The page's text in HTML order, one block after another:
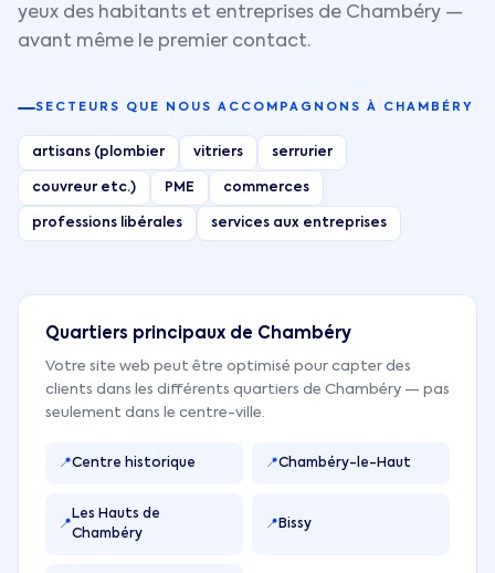
yeux des habitants et entreprises de Chambéry —
avant même le premier contact.
SECTEURS QUE NOUS ACCOMPAGNONS À CHAMBÉRY
artisans (plombier vitriers serrurier
couvreur etc.) PME commerces
professions libérales services aux entreprises
Quartiers principaux de Chambéry
Votre site web peut être optimisé pour capter des
clients dans les différents quartiers de Chambéry — pas
seulement dans le centre-ville.
📍Centre historique 📍Chambéry-le-Haut
📍
Les Hauts de
Chambéry
📍 Bissy